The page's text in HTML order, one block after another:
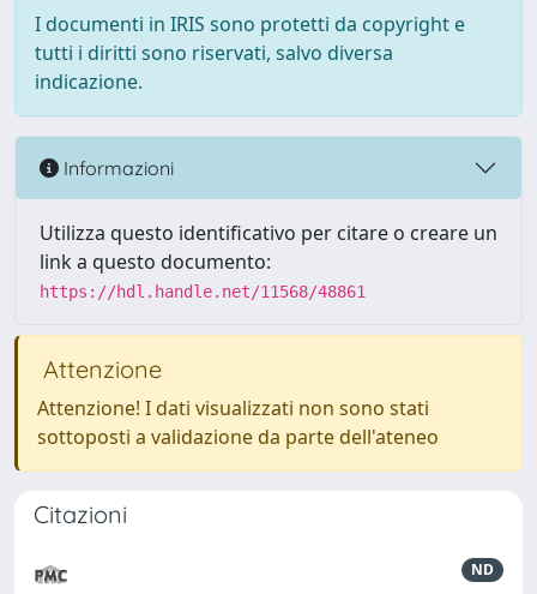
I documenti in IRIS sono protetti da copyright e
tutti i diritti sono riservati, salvo diversa
indicazione.
Informazioni
Utilizza questo identificativo per citare o creare un
link a questo documento:
https://hdl.handle.net/11568/48861
Attenzione
Attenzione! I dati visualizzati non sono stati
sottoposti a validazione da parte dell'ateneo
Citazioni
ND